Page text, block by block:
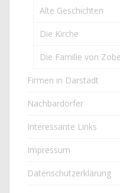
Alte Geschichten
Die Kirche
Die Familie von
Firmen in Darstadt
Nachbardörfer
Interessante Links
Impressum
Datenschutzerklärung